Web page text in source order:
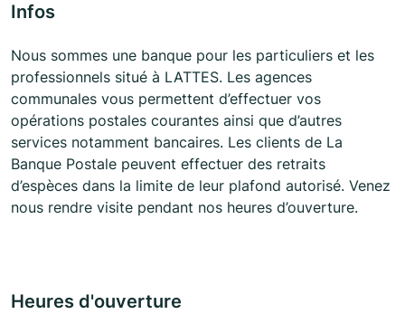
Infos
Nous sommes une banque pour les particuliers et les
professionnels situé à LATTES. Les agences
communales vous permettent d’effectuer vos
opérations postales courantes ainsi que d’autres
services notamment bancaires. Les clients de La
Banque Postale peuvent effectuer des retraits
d’espèces dans la limite de leur plafond autorisé. Venez
nous rendre visite pendant nos heures d’ouverture.
Heures d'ouverture